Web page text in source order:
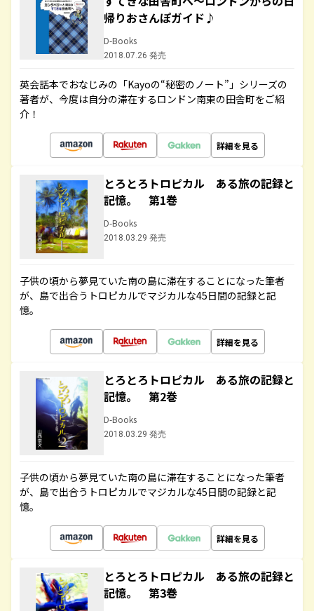
帰りおさんぽガイド♪
D-Books
2018.07.26 発売
英会話本でおなじみの「Kayoの“秘密のノート”」シリーズの
著者が、今度は自分の滞在するロンドン南東の田舎町をご紹
介！
詳細を見る
とろとろトロピカル ある旅の記録と
記憶。 第1巻
D-Books
2018.03.29 発売
子供の頃から夢見ていた南の島に滞在することになった筆者
が、島で出合うトロピカルでマジカルな45日間の記録と記
憶。
詳細を見る
とろとろトロピカル ある旅の記録と
記憶。 第2巻
D-Books
2018.03.29 発売
子供の頃から夢見ていた南の島に滞在することになった筆者
が、島で出合うトロピカルでマジカルな45日間の記録と記
憶。
詳細を見る
とろとろトロピカル ある旅の記録と
記憶。 第3巻